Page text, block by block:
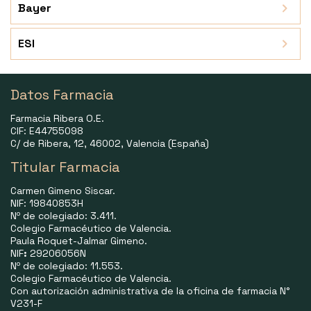
Bayer
ESI
Datos Farmacia
Farmacia Ribera O.E.
CIF: E44755098
C/ de Ribera, 12, 46002, Valencia (España)
Titular Farmacia
Carmen Gimeno Siscar.
NIF: 19840853H
Nº de colegiado: 3.411.
Colegio Farmacéutico de Valencia.
Paula Roquet-Jalmar Gimeno.
NIF: 29206056N
Nº de colegiado: 11.553.
Colegio Farmacéutico de Valencia.
Con autorización administrativa de la oficina de farmacia N°
V231-F